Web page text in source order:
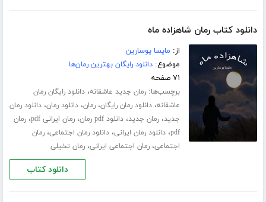
دانلود کتاب رمان شاهزاده ماه
از: مایسا یوسارین
موضوع:دانلود رایگان بهترین رمان‌ها
۷۱ صفحه
برچسب‌ها:رمان جدید عاشقانه،دانلود رایگان رمان
عاشقانه،دانلود رمان رایگان،رمان،دانلود رمان،دانلود رمان
جدید،رمان جدید،دانلود pdf رمان ،رمان ایرانی pdf ،رمان
pdf،دانلود رمان ایرانی،دانلود رمان اجتماعی،رمان
اجتماعی،رمان اجتماعی ایرانی،رمان تخیلی
دانلود کتاب